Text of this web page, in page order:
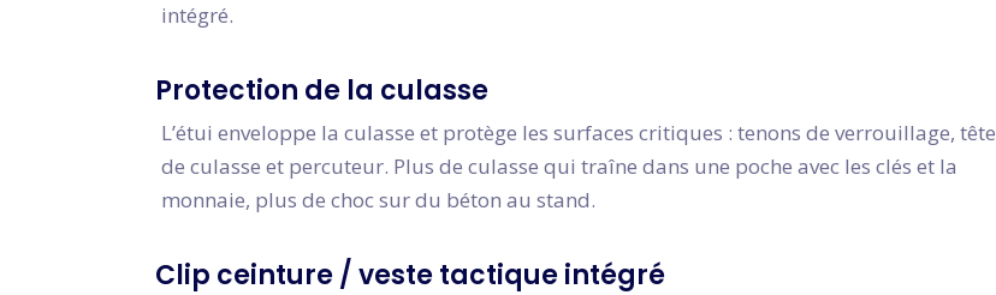
intégré.
Protection de la culasse
L’étui enveloppe la culasse et protège les surfaces critiques : tenons de verrouillage, tête
de culasse et percuteur. Plus de culasse qui traîne dans une poche avec les clés et la
monnaie, plus de choc sur du béton au stand.
Clip ceinture / veste tactique intégré